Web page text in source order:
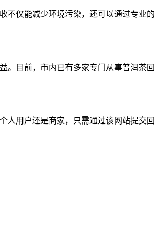
不仅能减少环境污染，还可以通过专业的
。目前，市内已有多家专门从事普洱茶回
人用户还是商家，只需通过该网站提交回